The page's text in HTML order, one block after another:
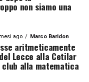
non siamo una
ago Marco Baridon
aritmeticamente
Lecce alla Cetilar
club alla matematica